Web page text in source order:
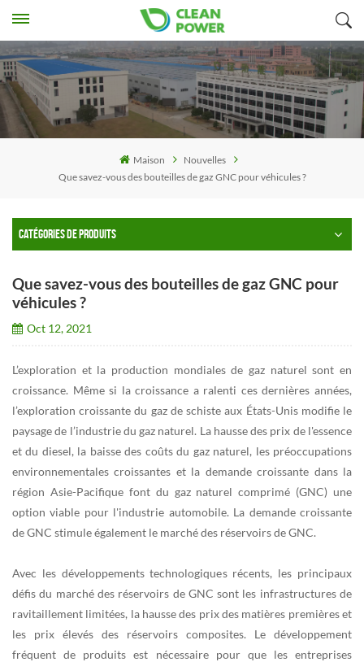
Maison
Nouvelles
Que savez-vous des bouteilles de gaz GNC pour véhicules ?
CATÉGORIES DE PRODUITS
Que savez-vous des bouteilles de gaz GNC pour
véhicules ?
Oct 12, 2021
L’exploration et la production mondiales de gaz naturel sont en
croissance. Même si la croissance a ralenti ces dernières années,
l’exploration croissante du gaz de schiste aux États-Unis modifie le
paysage de l’industrie du gaz naturel. La hausse des prix de l'essence
et du diesel, la baisse des coûts du gaz naturel, les préoccupations
environnementales croissantes et la demande croissante dans la
région Asie-Pacifique font du gaz naturel comprimé (GNC) une
option viable pour l'industrie automobile. La demande croissante
de GNC stimule également le marché des réservoirs de GNC.
Avec les développements technologiques récents, les principaux
défis du marché des réservoirs de GNC sont les infrastructures de
ravitaillement limitées, la hausse des prix des matières premières et
les prix élevés des réservoirs composites. Le développement
fréquent de produits est nécessaire pour que les entreprises